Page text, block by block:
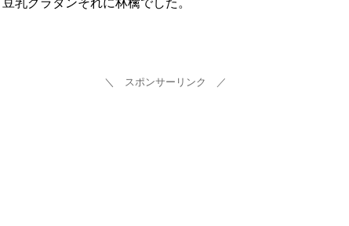
＼ スポンサーリンク ／